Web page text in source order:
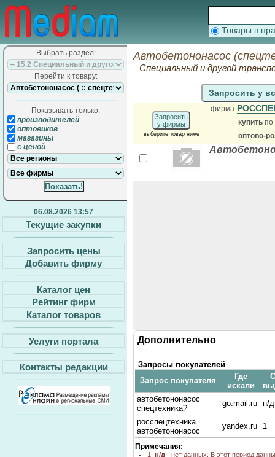
Товары в
Выбрать раздел:
Перейти к товару:
Показывать только:
производителей
оптовиков
магазины
с ценой
06.08.2026 13:57
Текущие закупки
Запросить цены
Добавить фирму
Каталог цен
Рейтинг фирм
Каталог товаров
Услуги портала
Контакты редакции
Автобетононасос
Специальный и другой
Запросить у
Запросить
у фирмы
выберите товар ниже
фирма
купить по
оптово-
Дополнительно
Запросы покупателей
Запрос покупателя
Где
искали
автобетононасос
спецтехника?
go.mail.ru н/д
росспецтехника
автобетононасос
yandex.ru 1
Примечания:
1. н/д - нет данных. В этот период